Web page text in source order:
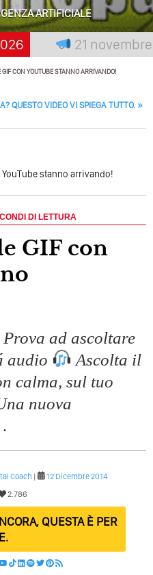
Media? Probabilmente
Politica? Il
Incrociate
ARTIFICIALE
21 novembre
CON YOUTUBE STANNO ARRIVANDO!
QUESTO VIDEO VI SPIEGA TUTTO. »
stanno arrivando!
DI LETTURA
ad ascoltare
audio
Ascolta il
calma, sul tuo
nuova
Coach |
12 Dicembre 2014
2.786
QUESTA È PER